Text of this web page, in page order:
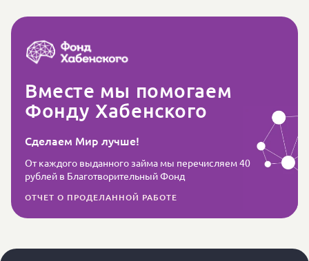
Вместе мы помогаем
Фонду Хабенского
Сделаем Мир лучше!
От каждого выданного займа мы перечисляем 40
рублей в Благотворительный Фонд
ОТЧЕТ О ПРОДЕЛАННОЙ РАБОТЕ